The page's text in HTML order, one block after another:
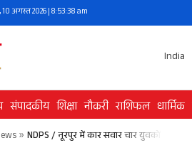
10 अगस्त 2026 | 8:53:38 am
India
संपादकीय शिक्षा नौकरी राशिफल धार्मिक
» NDPS / नूरपुर में कार सवार चार युवकों से 4.24